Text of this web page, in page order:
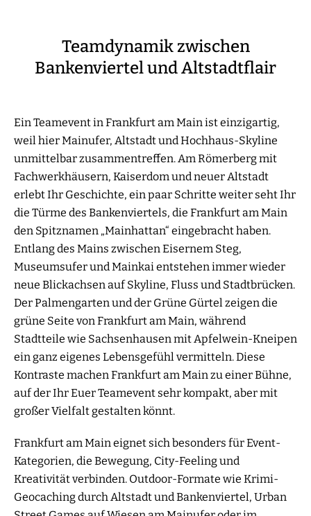
Teamdynamik zwischen
Bankenviertel und Altstadtflair
Ein Teamevent in Frankfurt am Main ist einzigartig,
weil hier Mainufer, Altstadt und Hochhaus-Skyline
unmittelbar zusammentreffen. Am Römerberg mit
Fachwerkhäusern, Kaiserdom und neuer Altstadt
erlebt Ihr Geschichte, ein paar Schritte weiter seht Ihr
die Türme des Bankenviertels, die Frankfurt am Main
den Spitznamen „Mainhattan“ eingebracht haben.
Entlang des Mains zwischen Eisernem Steg,
Museumsufer und Mainkai entstehen immer wieder
neue Blickachsen auf Skyline, Fluss und Stadtbrücken.
Der Palmengarten und der Grüne Gürtel zeigen die
grüne Seite von Frankfurt am Main, während
Stadtteile wie Sachsenhausen mit Apfelwein-Kneipen
ein ganz eigenes Lebensgefühl vermitteln. Diese
Kontraste machen Frankfurt am Main zu einer Bühne,
auf der Ihr Euer Teamevent sehr kompakt, aber mit
großer Vielfalt gestalten könnt.
Frankfurt am Main eignet sich besonders für Event-
Kategorien, die Bewegung, City-Feeling und
Kreativität verbinden. Outdoor-Formate wie Krimi-
Geocaching durch Altstadt und Bankenviertel, Urban